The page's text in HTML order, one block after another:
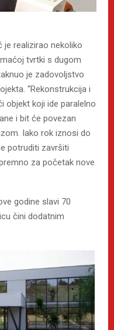
je realizirao nekoliko
tvrtki s dugom
je zadovoljstvo
“Rekonstrukcija i
objekt koji ide paralelno
i bit će povezan
Iako rok iznosi do
potruditi završiti
za početak nove
godine slavi 70
čini dodatnim